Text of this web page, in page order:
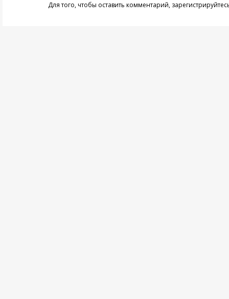
Для того, чтобы оставить комментарий,